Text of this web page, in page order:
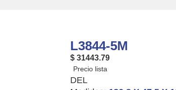
L3844-5M
$ 31443.79
DEL